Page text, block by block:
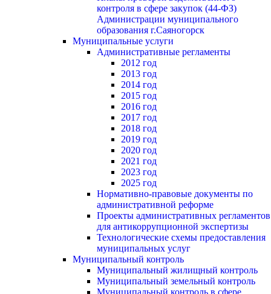
контроля в сфере закупок (44-ФЗ)
Администрации муниципального
образования г.Саяногорск
Муниципальные услуги
Административные регламенты
2012 год
2013 год
2014 год
2015 год
2016 год
2017 год
2018 год
2019 год
2020 год
2021 год
2023 год
2025 год
Нормативно-правовые документы по
административной реформе
Проекты административных регламентов
для антикоррупционной экспертизы
Технологические схемы предоставления
муниципальных услуг
Муниципальный контроль
Муниципальный жилищный контроль
Муниципальный земельный контроль